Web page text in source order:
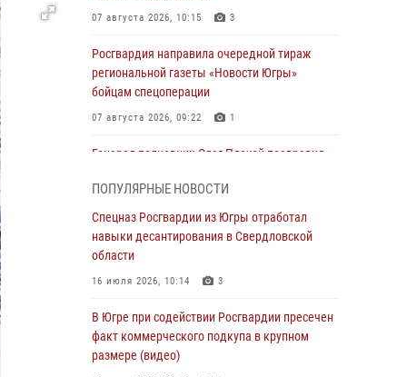
07 августа 2026, 10:15 3
Росгвардия направила очередной тираж
региональной газеты «Новости Югры»
бойцам спецоперации
07 августа 2026, 09:22 1
Генерал-полковник Олег Плохой поздравил
подразделений Росгвардии с
профессиональным праздником
07 августа 2026, 06:02
Делегация МВД Республики Беларусь
работы Росгвардии в Москве (видео)
06 августа 2026, 11:29 5 1
ПОПУЛЯРНЫЕ НОВОСТИ
Спецназ Росгвардии из Югры отработал
навыки десантирования в Свердловской
области
16 июля 2026, 10:14 3
В Югре при содействии Росгвардии пресечен
факт коммерческого подкупа в крупном
размере (видео)